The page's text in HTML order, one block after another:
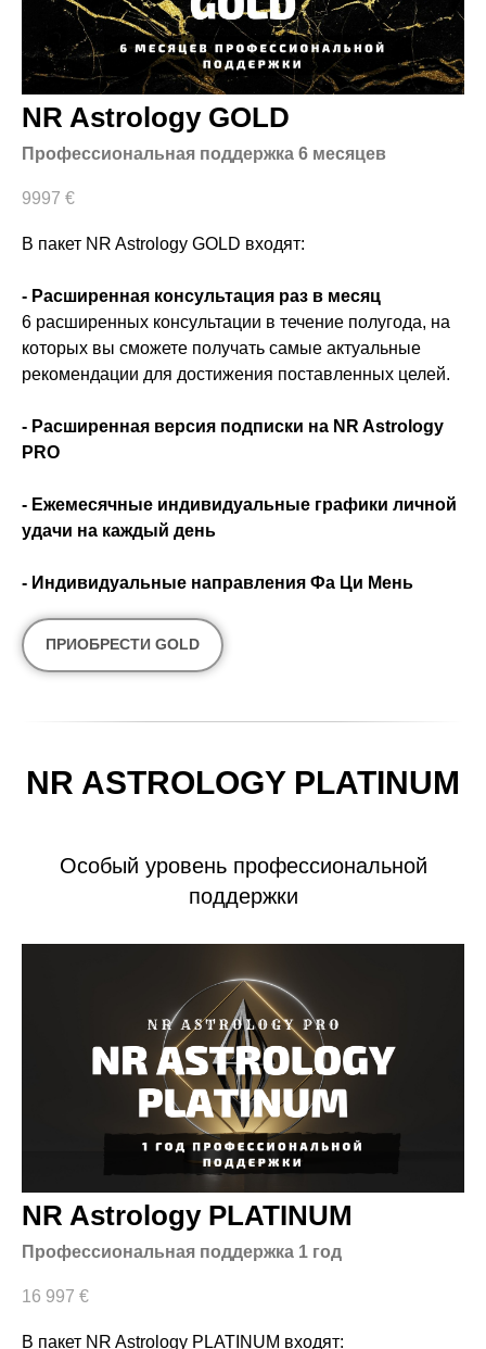
NR Astrology GOLD
Профессиональная поддержка 6 месяцев
9997 €
В пакет NR Astrology GOLD входят:
- Расширенная консультация раз в месяц
6 расширенных консультации в течение полугода, на
которых вы сможете получать самые актуальные
рекомендации для достижения поставленных целей.
- Расширенная версия подписки на NR Astrology
PRO
- Ежемесячные индивидуальные графики личной
удачи на каждый день
- Индивидуальные направления Фа Ци Мень
ПРИОБРЕСТИ GOLD
NR ASTROLOGY PLATINUM
Особый уровень профессиональной
поддержки
NR Astrology PLATINUM
Профессиональная поддержка 1 год
16 997 €
В пакет NR Astrology PLATINUM входят: